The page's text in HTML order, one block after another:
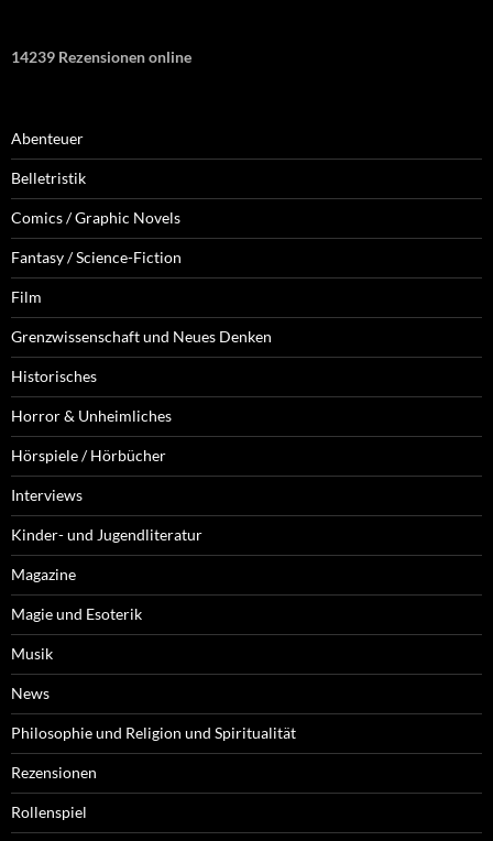
14239 Rezensionen online
Abenteuer
Belletristik
Comics / Graphic Novels
Fantasy / Science-Fiction
Film
Grenzwissenschaft und Neues Denken
Historisches
Horror & Unheimliches
Hörspiele / Hörbücher
Interviews
Kinder- und Jugendliteratur
Magazine
Magie und Esoterik
Musik
News
Philosophie und Religion und Spiritualität
Rezensionen
Rollenspiel